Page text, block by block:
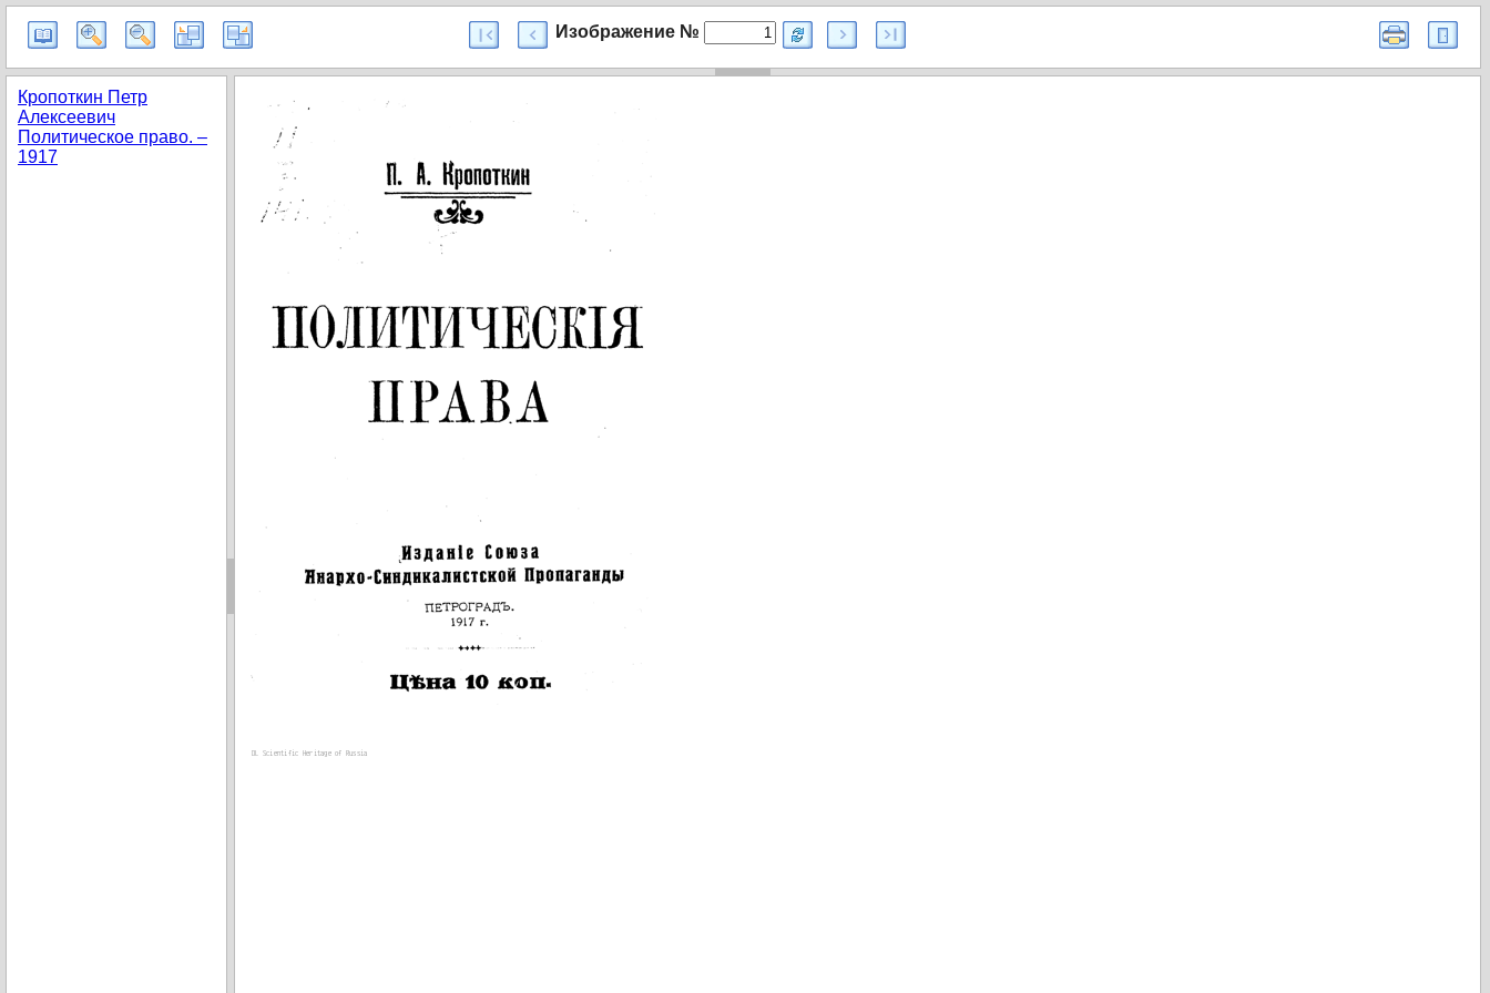
Изображение №
Кропоткин Петр
Алексеевич
Политическое право. –
1917